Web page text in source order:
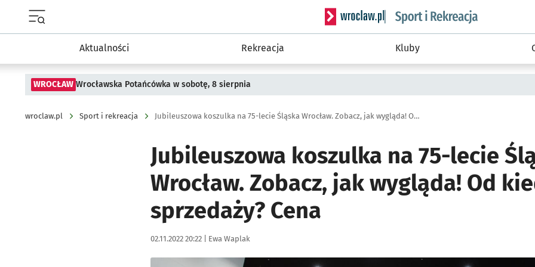
Serwis informacyjny wroclaw.pl podserwis: Sport
Aktualności Rekreacja Kluby
WROCŁAW Wrocławska Potańcówka w sobotę, 8 sierpnia
wroclaw.pl Sport i rekreacja Jubileuszowa koszulka na 75-lecie Śląska Wrocław. Zobacz, jak wygląda! Od kiedy w sprzedaży? Cena
Jubileuszowa koszulka na 75-lecie
Wrocław. Zobacz, jak wygląda! Od
sprzedaży? Cena
Data publikacji:
02.11.2022 20:22 | Autor:
Ewa Waplak
Kliknij, aby powiększyć